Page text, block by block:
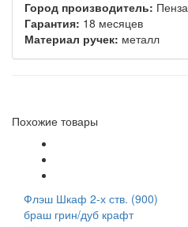
Город производитель: Пенза
Гарантия: 18 месяцев
Материал ручек: металл
Похожие товары
Флэш Шкаф 2-х ств. (900)
браш грин/дуб крафт